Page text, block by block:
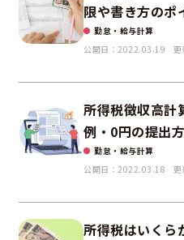
限や書き方のポ
勤怠・給与計算
公開日：2022.03.19
所得税徴収高計
例・0円の提出
勤怠・給与計算
公開日：2022.03.18
所得税はいくら